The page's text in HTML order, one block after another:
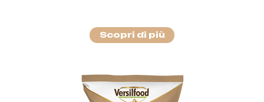
Scopri di più